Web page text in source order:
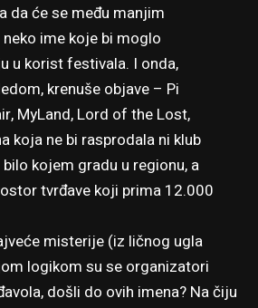
da će se među manjim
ime koje bi moglo
u korist festivala. I onda,
krenuše objave – Pi
MyLand, Lord of the Lost,
koja ne bi rasprodala ni klub
kojem gradu u regionu, a
tvrđave koji prima 12.000
misterije (iz ličnog ugla
logikom su se organizatori
došli do ovih imena? Na čiju